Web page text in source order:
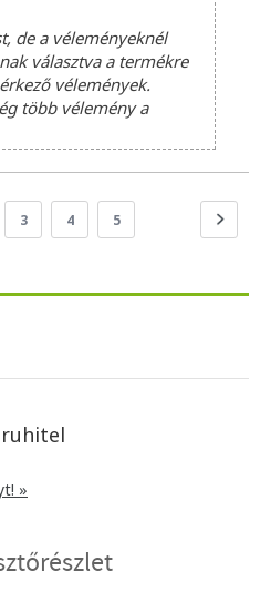
de a véleményeknél
választva a termékre
vélemények.
több vélemény a
3 4 5
»